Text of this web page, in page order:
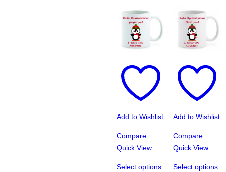
Add to Wishlist
Compare
Quick View
Select options
Add to Wishlist
Compare
Quick View
Select options